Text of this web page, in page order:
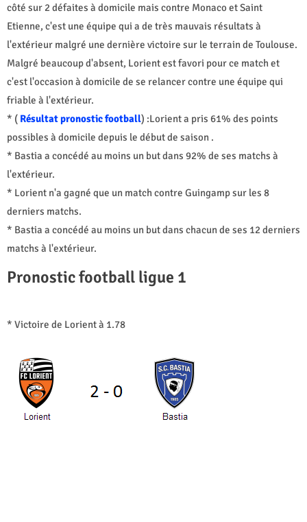
côté sur 2 défaites à domicile mais contre Monaco et Saint
Etienne, c'est une équipe qui a de très mauvais résultats à
l'extérieur malgré une dernière victoire sur le terrain de Toulouse.
Malgré beaucoup d'absent, Lorient est favori pour ce match et
c'est l'occasion à domicile de se relancer contre une équipe qui
friable à l'extérieur.
* ( Résultat pronostic football) :Lorient a pris 61% des points
possibles à domicile depuis le début de saison .
* Bastia a concédé au moins un but dans 92% de ses matchs à
l'extérieur.
* Lorient n'a gagné que un match contre Guingamp sur les 8
derniers matchs.
* Bastia a concédé au moins un but dans chacun de ses 12 derniers
matchs à l'extérieur.
Pronostic football ligue 1
* Victoire de Lorient à 1.78